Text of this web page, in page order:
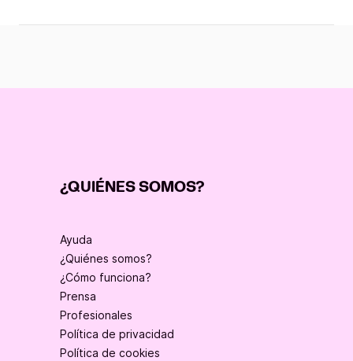
¿QUIÉNES SOMOS?
Ayuda
¿Quiénes somos?
¿Cómo funciona?
Prensa
Profesionales
Política de privacidad
Política de cookies